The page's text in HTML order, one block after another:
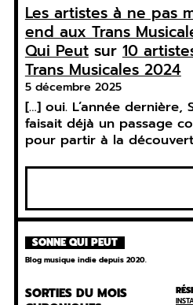
Les artistes à ne pas
end aux Trans
Qui Peutsur 10
Trans Musicales 2024
5 décembre 2025
[…] oui. L’année dernière,
faisait déjà un passage
pour partir à la
R
c
h
e
r
c
SONNE QUI PEUT
Blog musique indie depuis 2020.
SORTIES DU MOIS